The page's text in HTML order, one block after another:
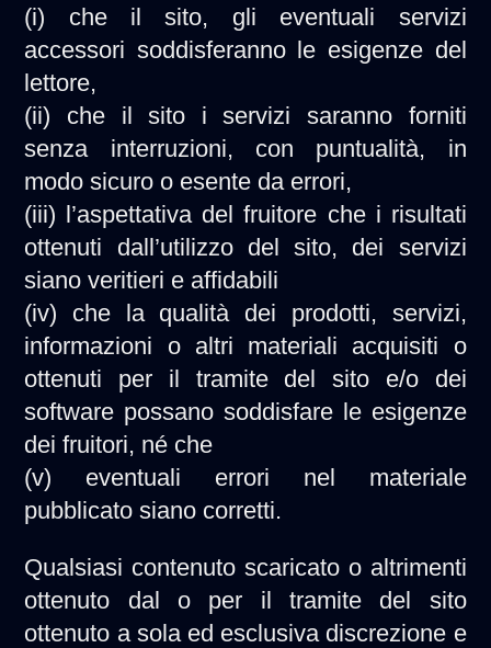
(i) che il sito, gli eventuali servizi
accessori soddisferanno le esigenze del
lettore,
(ii) che il sito i servizi saranno forniti
senza interruzioni, con puntualità, in
modo sicuro o esente da errori,
(iii) l’aspettativa del fruitore che i risultati
ottenuti dall’utilizzo del sito, dei servizi
siano veritieri e affidabili
(iv) che la qualità dei prodotti, servizi,
informazioni o altri materiali acquisiti o
ottenuti per il tramite del sito e/o dei
software possano soddisfare le esigenze
dei fruitori, né che
(v) eventuali errori nel materiale
pubblicato siano corretti.
Qualsiasi contenuto scaricato o altrimenti
ottenuto dal o per il tramite del sito
ottenuto a sola ed esclusiva discrezione e